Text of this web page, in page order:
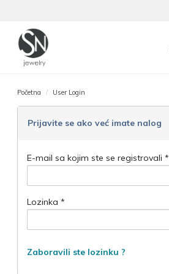
Početna User Login
Prijavite se ako već imate nalog
E-mail sa kojim ste se registrovali *
Lozinka *
Zaboravili ste lozinku ?